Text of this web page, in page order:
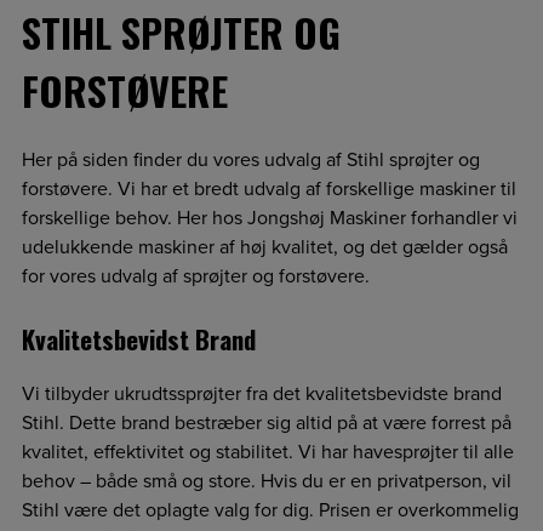
STIHL SPRØJTER OG
FORSTØVERE
Her på siden finder du vores udvalg af Stihl sprøjter og
forstøvere. Vi har et bredt udvalg af forskellige maskiner til
forskellige behov. Her hos Jongshøj Maskiner forhandler vi
udelukkende maskiner af høj kvalitet, og det gælder også
for vores udvalg af sprøjter og forstøvere.
Kvalitetsbevidst Brand
Vi tilbyder ukrudtssprøjter fra det kvalitetsbevidste brand
Stihl. Dette brand bestræber sig altid på at være forrest på
kvalitet, effektivitet og stabilitet. Vi har havesprøjter til alle
behov – både små og store. Hvis du er en privatperson, vil
Stihl være det oplagte valg for dig. Prisen er overkommelig